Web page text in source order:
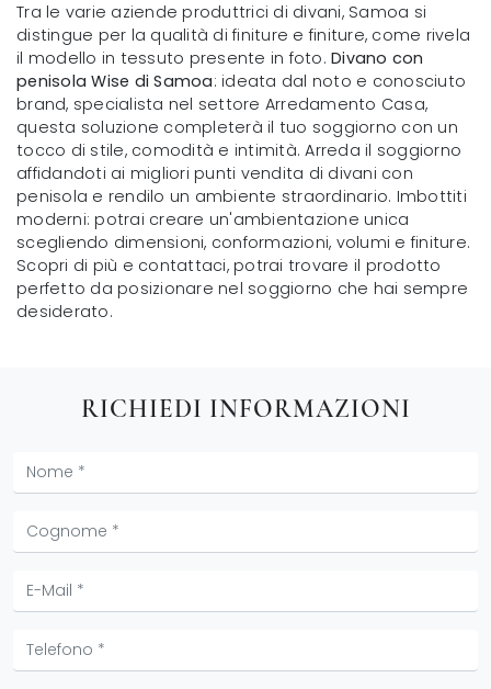
Tra le varie aziende produttrici di divani, Samoa si
distingue per la qualità di finiture e finiture, come rivela
il modello in tessuto presente in foto. Divano con
penisola Wise di Samoa: ideata dal noto e conosciuto
brand, specialista nel settore Arredamento Casa,
questa soluzione completerà il tuo soggiorno con un
tocco di stile, comodità e intimità. Arreda il soggiorno
affidandoti ai migliori punti vendita di divani con
penisola e rendilo un ambiente straordinario. Imbottiti
moderni: potrai creare un'ambientazione unica
scegliendo dimensioni, conformazioni, volumi e finiture.
Scopri di più e contattaci, potrai trovare il prodotto
perfetto da posizionare nel soggiorno che hai sempre
desiderato.
RICHIEDI INFORMAZIONI